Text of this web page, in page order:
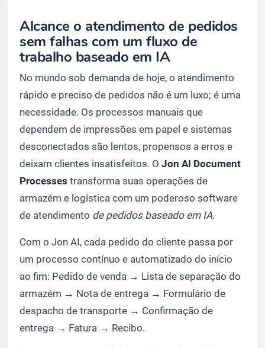
Alcance o atendimento de pedidos
sem falhas com um fluxo de
trabalho baseado em IA
No mundo sob demanda de hoje, o atendimento
rápido e preciso de pedidos não é um luxo; é uma
necessidade. Os processos manuais que
dependem de impressões em papel e sistemas
desconectados são lentos, propensos a erros e
deixam clientes insatisfeitos. O Jon AI Document
Processes transforma suas operações de
armazém e logística com um poderoso software
de atendimento de pedidos baseado em IA.
Com o Jon AI, cada pedido do cliente passa por
um processo contínuo e automatizado do início
ao fim: Pedido de venda → Lista de separação do
armazém → Nota de entrega → Formulário de
despacho de transporte → Confirmação de
entrega → Fatura → Recibo.